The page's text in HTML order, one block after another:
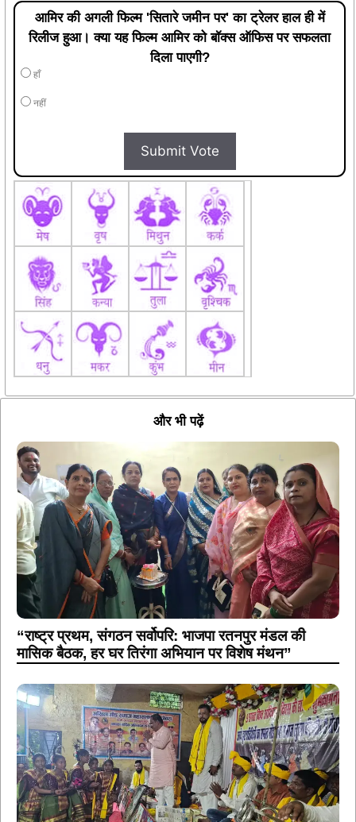
हाँ
और भी पढ़ें
“राष्ट्र प्रथम, संगठन सर्वोपरि: भाजपा रतनपुर मंडल की
मासिक बैठक, हर घर तिरंगा अभियान पर विशेष मंथन”